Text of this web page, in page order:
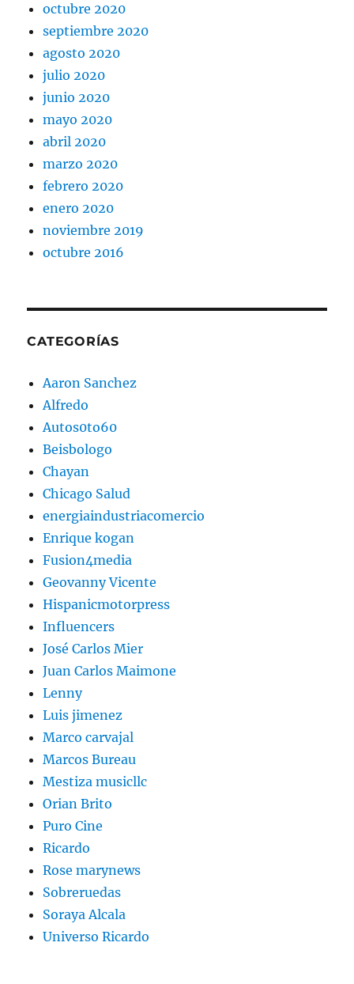
octubre 2020
septiembre 2020
agosto 2020
julio 2020
junio 2020
mayo 2020
abril 2020
marzo 2020
febrero 2020
enero 2020
noviembre 2019
octubre 2016
CATEGORÍAS
Aaron Sanchez
Alfredo
Autos0to60
Beisbologo
Chayan
Chicago Salud
energiaindustriacomercio
Enrique kogan
Fusion4media
Geovanny Vicente
Hispanicmotorpress
Influencers
José Carlos Mier
Juan Carlos Maimone
Lenny
Luis jimenez
Marco carvajal
Marcos Bureau
Mestiza musicllc
Orian Brito
Puro Cine
Ricardo
Rose marynews
Sobreruedas
Soraya Alcala
Universo Ricardo